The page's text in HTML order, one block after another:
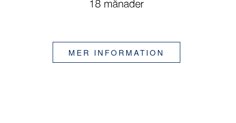
MER INFORMATION